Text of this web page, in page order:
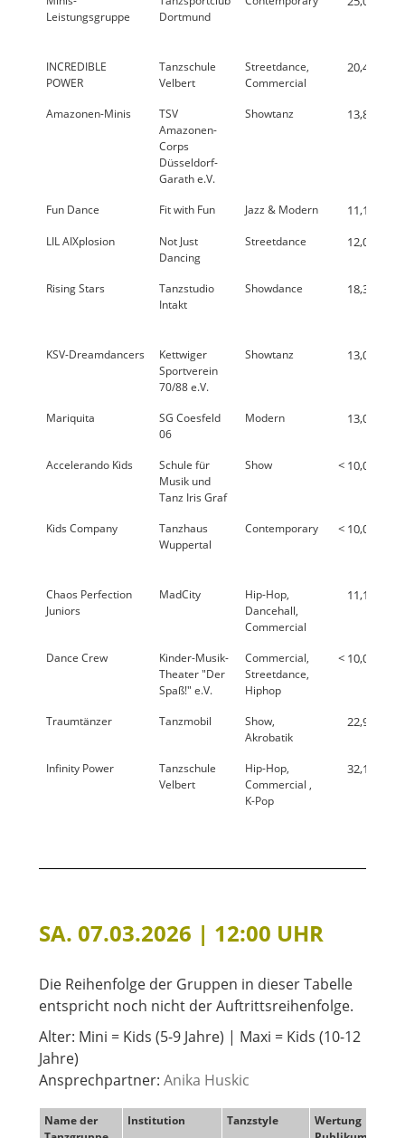
Leistungsgruppe
Dortmund
INCREDIBLE
POWER
Tanzschule
Velbert
Streetdance,
Commercial
20,4 %
Amazonen-Minis
TSV
Amazonen-
Corps
Düsseldorf-
Garath e.V.
Showtanz 13,8 %
Fun Dance Fit with Fun Jazz & Modern 11,1 %
LIL AIXplosion
Not Just
Dancing
Streetdance 12,0 %
Rising Stars
Tanzstudio
Intakt
Showdance 18,3 %
KSV-Dreamdancers
Kettwiger
Sportverein
70/88 e.V.
Showtanz 13,0 %
Mariquita
SG Coesfeld
06
Modern 13,0 %
Accelerando Kids
Schule für
Musik und
Tanz Iris Graf
Show < 10,0 %
Kids Company
Tanzhaus
Wuppertal
Contemporary < 10,0 %
Chaos Perfection
Juniors
MadCity
Hip-Hop,
Dancehall,
Commercial
11,1 %
Dance Crew
Kinder-Musik-
Theater "Der
Spaß!" e.V.
Commercial,
Streetdance,
Hiphop
< 10,0 %
Traumtänzer Tanzmobil
Show,
Akrobatik
22,9 %
Infinity Power
Tanzschule
Velbert
Hip-Hop,
Commercial ,
K-Pop
32,1 %
SA. 07.03.2026 | 12:00 UHR
Die Reihenfolge der Gruppen in dieser Tabelle
entspricht noch nicht der Auftrittsreihenfolge.
Alter: Mini = Kids (5-9 Jahre) | Maxi = Kids (10-12
Jahre)
Ansprechpartner: Anika Huskic
Name der
Institution Tanzstyle
Wertung